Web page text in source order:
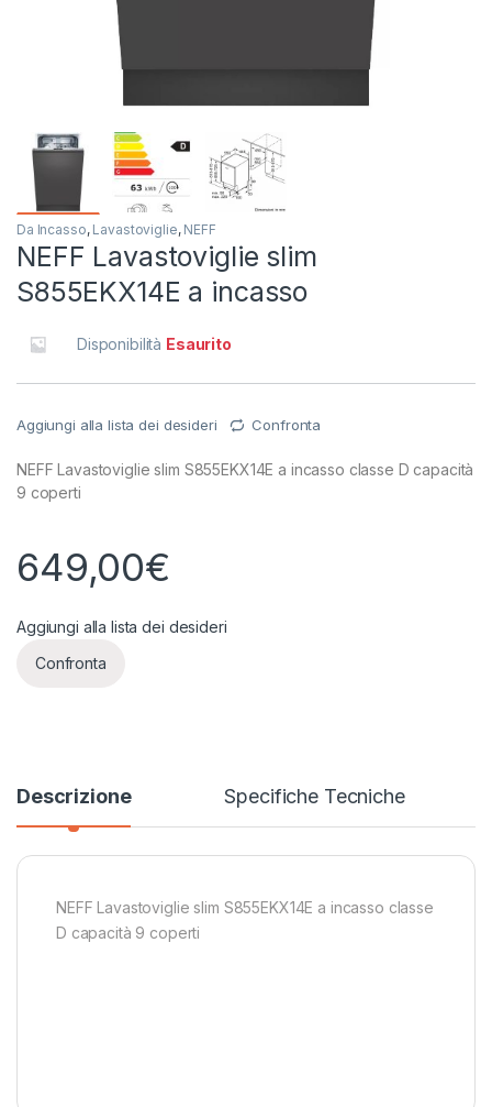
Da Incasso, Lavastoviglie, NEFF
NEFF Lavastoviglie slim
S855EKX14E a incasso
Disponibilità Esaurito
Aggiungi alla lista dei desideri Confronta
NEFF Lavastoviglie slim S855EKX14E a incasso classe D capacità
9 coperti
649,00€
Aggiungi alla lista dei desideri
Confronta
Descrizione Specifiche Tecniche
NEFF Lavastoviglie slim S855EKX14E a incasso classe
D capacità 9 coperti